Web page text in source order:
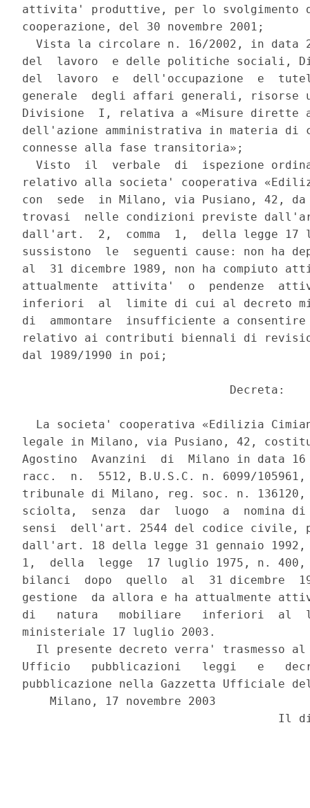
attivita' produttive, per lo svolgimento
cooperazione, del 30 novembre 2001;
Vista la circolare n. 16/2002, in data
del  lavoro  e delle politiche sociali,
del  lavoro  e  dell'occupazione  e
generale  degli affari generali, risorse
Divisione  I, relativa a «Misure dirette
dell'azione amministrativa in materia di
connesse alla fase transitoria»;
Visto  il  verbale  di  ispezione
relativo alla societa' cooperativa
con  sede  in Milano, via Pusiano, 42,
trovasi  nelle condizioni previste
dall'art.  2,  comma  1,  della legge 17
sussistono  le  seguenti cause: non ha
al  31 dicembre 1989, non ha compiuto
attualmente  attivita'  o  pendenze
inferiori  al  limite di cui al decreto
di  ammontare  insufficiente a
relativo ai contributi biennali di
dal 1989/1990 in poi;
                              Decreta:
La societa' cooperativa «Edilizia
legale in Milano, via Pusiano, 42,
Agostino  Avanzini  di  Milano in data 16
racc.  n.  5512, B.U.S.C. n. 6099/
tribunale di Milano, reg. soc. n.
sciolta,  senza  dar  luogo  a  nomina
sensi  dell'art. 2544 del codice civile,
dall'art. 18 della legge 31 gennaio
1,  della  legge  17 luglio 1975, n. 400,
bilanci  dopo  quello  al  31 dicembre
gestione  da allora e ha attualmente
di   natura   mobiliare   inferiori  al
ministeriale 17 luglio 2003.
Il presente decreto verra' trasmesso
Ufficio   pubblicazioni   leggi   e
pubblicazione nella Gazzetta Ufficiale
    Milano, 17 novembre 2003